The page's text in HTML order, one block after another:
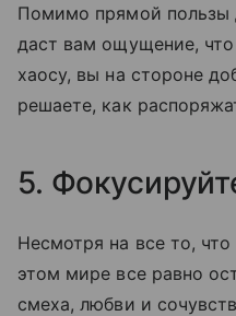
Помимо прямой
даст вам ощущение,
хаосу, вы на стороне
решаете, как
5.
Несмотря на все то,
этом мире все равно
смеха, любви и